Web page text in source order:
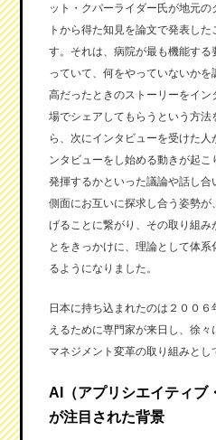
ット・クパーライダー氏が地元
トから得た知見を論文で発表し
す。それは、病院が最も機能す
っていて、何をやっていないか
高だったときのストーリーをイ
場でシェアしてもらうという方法
ら、次にインタビューを受けた
ンタビューをし始める動きが起こ
発揮するかといった議論や話し
側面にお互いに探求し合う姿勢
げることに繋がり、その取り組み
とをきっかけに、理論として体
るようになりました。
日本に持ち込まれたのは２００
えるために専門家が来日し、徐
マネジメント変革の取り組みとし
AI（アプリシエイティブ
が注目された背景